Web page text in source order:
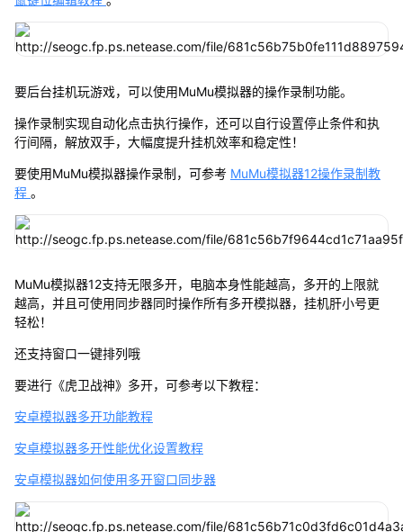
要后台挂机玩游戏，可以使用MuMu模拟器的操作录制功能。
操作录制实现自动化点击执行操作，还可以自行设置停止条件和执
行间隔，解放双手，大幅度提升挂机效率和稳定性！
要使用MuMu模拟器操作录制，可参考 MuMu模拟器12操作录制教
程 。
MuMu模拟器12支持无限多开，电脑本身性能越高，多开的上限就
越高，并且可使用同步器同时操作所有多开模拟器，挂机肝小号更
轻松！
还支持窗口一键排列哦
要进行《虎卫战神》多开，可参考以下教程：
安卓模拟器多开功能教程
安卓模拟器多开性能优化设置教程
安卓模拟器如何使用多开窗口同步器